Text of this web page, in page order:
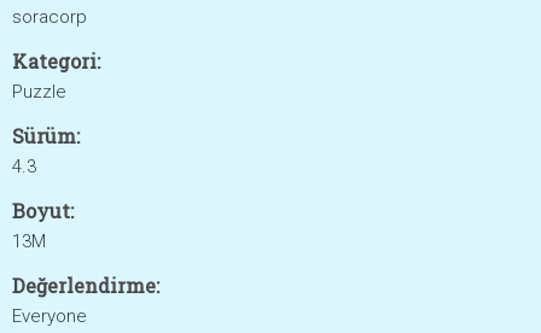
soracorp
Kategori:
Puzzle
Sürüm:
4.3
Boyut:
13M
Değerlendirme:
Everyone